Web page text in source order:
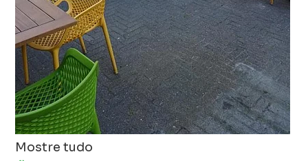
Mostre tudo